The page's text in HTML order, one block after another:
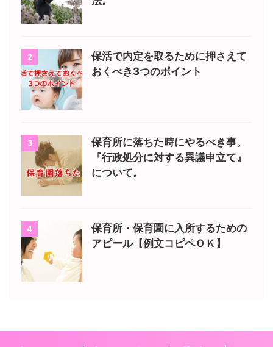
2
保活で内定を取るために押さえて
おくべき3つのポイント
3
保育所に落ちた時にやるべき事。
『行政処分に対する異議申立て』
について。
4
保育所・保育園に入所するための
アピール【例文コピペＯＫ】